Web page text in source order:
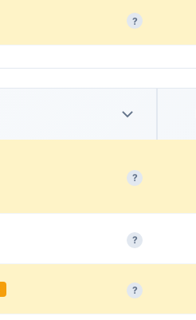
?
?
?
?